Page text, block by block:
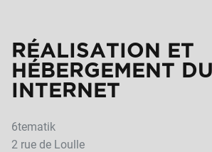
RÉALISATION ET
HÉBERGEMENT
INTERNET
6tematik
2 rue de Loulle